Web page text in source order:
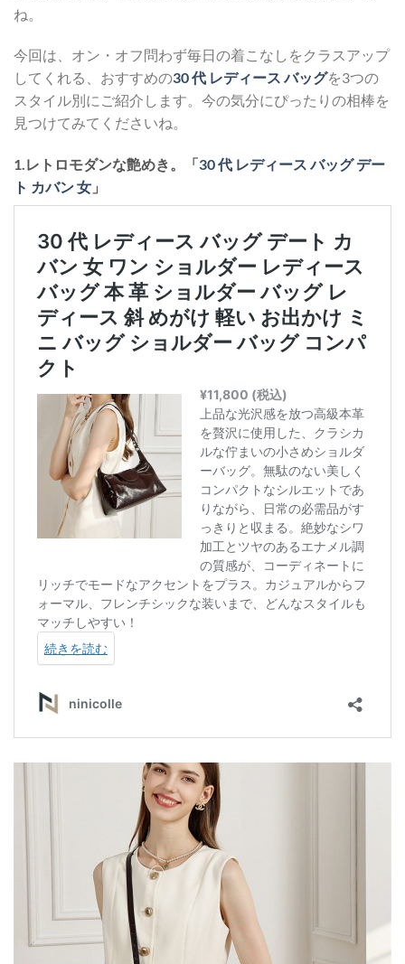
ね。
今回は、オン・オフ問わず毎日の着こなしをクラスアップ
してくれる、おすすめの30 代 レディース バッグを3つの
スタイル別にご紹介します。今の気分にぴったりの相棒を
見つけてみてくださいね。
1.レトロモダンな艶めき。「30 代 レディース バッグ デー
ト カバン 女 」